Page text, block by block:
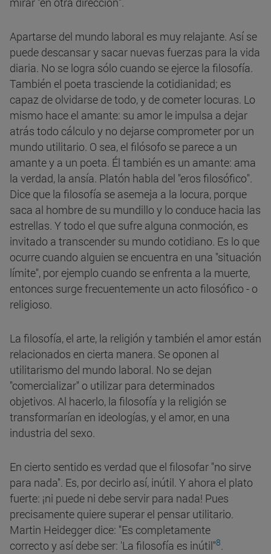
Apartarse del mundo laboral es muy relajante. Así se
puede descansar y sacar nuevas fuerzas para la vida
diaria. No se logra sólo cuando se ejerce la filosofía.
También el poeta trasciende la cotidianidad; es
capaz de olvidarse de todo, y de cometer locuras. Lo
mismo hace el amante: su amor le impulsa a dejar
atrás todo cálculo y no dejarse comprometer por un
mundo utilitario. O sea, el filósofo se parece a un
amante y a un poeta. Él también es un amante: ama
la verdad, la ansía. Platón habla del "eros filosófico".
Dice que la filosofía se asemeja a la locura, porque
saca al hombre de su mundillo y lo conduce hacia las
estrellas. Y todo el que sufre alguna conmoción, es
invitado a transcender su mundo cotidiano. Es lo que
ocurre cuando alguien se encuentra en una "situación
límite", por ejemplo cuando se enfrenta a la muerte,
entonces surge frecuentemente un acto filosófico - o
religioso.
La filosofía, el arte, la religión y también el amor están
relacionados en cierta manera. Se oponen al
utilitarismo del mundo laboral. No se dejan
"comercializar" o utilizar para determinados
objetivos. Al hacerlo, la filosofía y la religión se
transformarían en ideologías, y el amor, en una
industria del sexo.
En cierto sentido es verdad que el filosofar "no sirve
para nada". Es, por decirlo así, inútil. Y ahora el plato
fuerte: ¡ni puede ni debe servir para nada! Pues
precisamente quiere superar el pensar utilitario.
Martin Heidegger dice: "Es completamente
correcto y así debe ser: 'La filosofía es inútil"8.